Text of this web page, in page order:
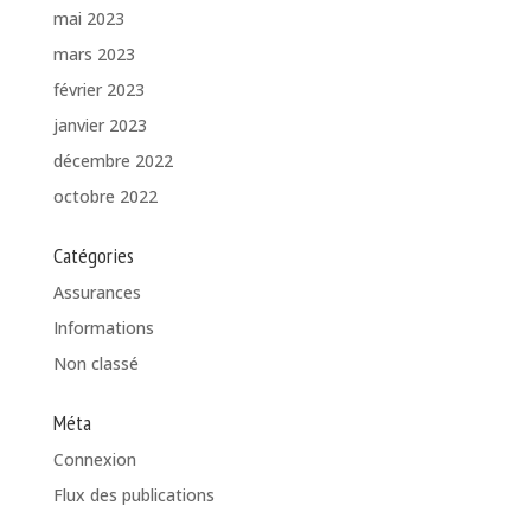
mai 2023
mars 2023
février 2023
janvier 2023
décembre 2022
octobre 2022
Catégories
Assurances
Informations
Non classé
Méta
Connexion
Flux des publications